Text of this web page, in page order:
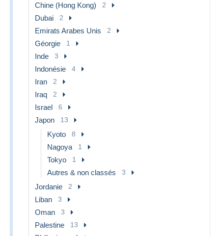
Chine (Hong Kong) 2
Dubai 2
Emirats Arabes Unis 2
Géorgie 1
Inde 3
Indonésie 4
Iran 2
Iraq 2
Israel 6
Japon 13
Kyoto 8
Nagoya 1
Tokyo 1
Autres & non classés 3
Jordanie 2
Liban 3
Oman 3
Palestine 13